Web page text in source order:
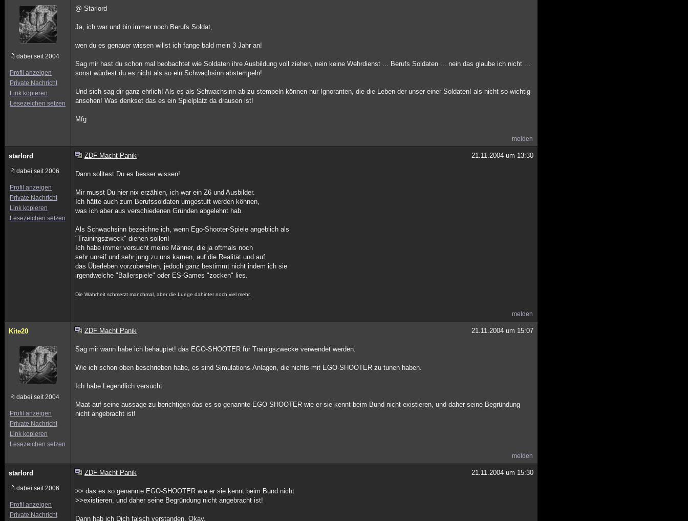
dabei seit 2004
Profil anzeigen
Private Nachricht
Link kopieren
Lesezeichen setzen
@ Starlord
Ja, ich war und bin immer noch Berufs Soldat,
wen du es genauer wissen willst ich fange bald mein 3 Jahr an!
Sag mir hast du schon mal beobachtet wie Soldaten ihre Ausbildung voll ziehen, nein keine Wehrdienst ... Berufs Soldaten ... nein das glaube ich nicht ...
sonst würdest du es nicht als so ein Schwachsinn abstempeln!
Und sich sag dir ganz ehrlich! Als es als Schwachsinn ab zu stempeln können nur Ignoranten, die die Leben der unser einer Soldaten! als nicht so wichtig
ansehen! Was denkset das es ein Spielplatz da drausen ist!
Mfg
melden
starlord
dabei seit 2006
Profil anzeigen
Private Nachricht
Link kopieren
Lesezeichen setzen
ZDF Macht Panik 21.11.2004 um 13:30
Dann solltest Du es besser wissen!
Mir musst Du hier nix erzählen, ich war ein Z6 und Ausbilder.
Ich hätte auch zum Berufssoldaten umgestuft werden können,
was ich aber aus verschiedenen Gründen abgelehnt hab.
Als Schwachsinn bezeichne ich, wenn Ego-Shooter-Spiele angeblich als
"Trainingszweck" dienen sollen!
Ich habe immer versucht meine Männer, die ja oftmals noch
sehr unreif und sehr jung zu uns kamen, auf die Realität und auf
das Überleben vorzubereiten, jedoch ganz bestimmt nicht indem ich sie
irgendwelche "Ballerspiele" oder ES-Games "zocken" lies.
Die Wahrheit schmerzt manchmal, aber die Luege dahinter noch viel mehr.
melden
Kite20
dabei seit 2004
Profil anzeigen
Private Nachricht
Link kopieren
Lesezeichen setzen
ZDF Macht Panik 21.11.2004 um 15:07
Sag mir wann habe ich behauptet! das EGO-SHOOTER für Trainigszwecke verwendet werden.
Wie ich schon oben beschrieben habe, es sind Simulations-Anlagen, die nichts mit EGO-SHOOTER zu tunen haben.
Ich habe Legendlich versucht
Maat auf seine aussage zu berichtigen das es so genannte EGO-SHOOTER wie er sie kennt beim Bund nicht existieren, und daher seine Begründung
nicht angebracht ist!
melden
starlord
dabei seit 2006
Profil anzeigen
Private Nachricht
ZDF Macht Panik 21.11.2004 um 15:30
>> das es so genannte EGO-SHOOTER wie er sie kennt beim Bund nicht
>>existieren, und daher seine Begründung nicht angebracht ist!
Dann hab ich Dich falsch verstanden. Okay.